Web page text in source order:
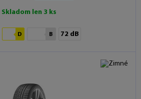
Skladom len 3 ks
D B 72 dB